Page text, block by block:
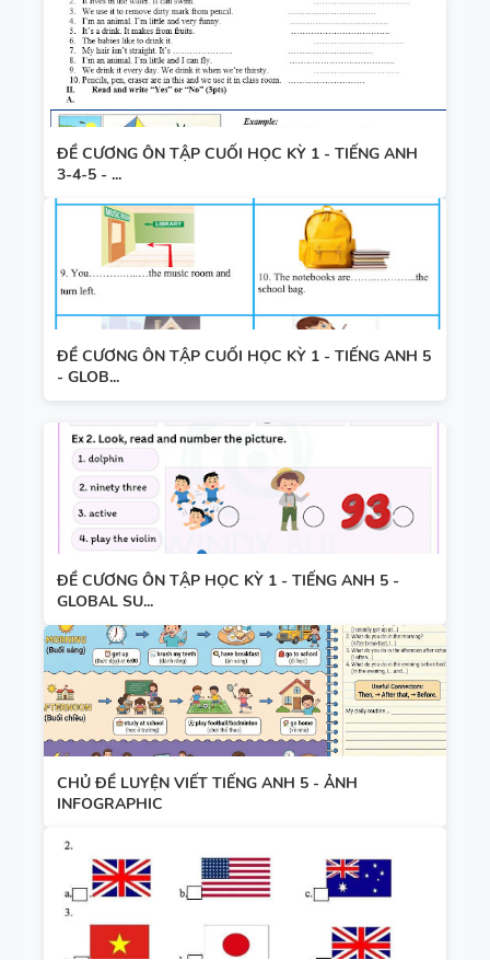
ĐỀ CƯƠNG ÔN TẬP CUỐI HỌC KỲ 1 - TIẾNG ANH
3-4-5 - ...
ĐỀ CƯƠNG ÔN TẬP CUỐI HỌC KỲ 1 - TIẾNG ANH 5
- GLOB...
ĐỀ CƯƠNG ÔN TẬP HỌC KỲ 1 - TIẾNG ANH 5 -
GLOBAL SU...
CHỦ ĐỀ LUYỆN VIẾT TIẾNG ANH 5 - ẢNH
INFOGRAPHIC